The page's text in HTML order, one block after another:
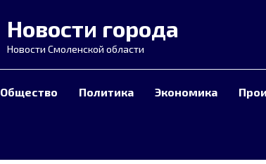
Новости города
Новости Смоленской области
Общество Политика Экономика